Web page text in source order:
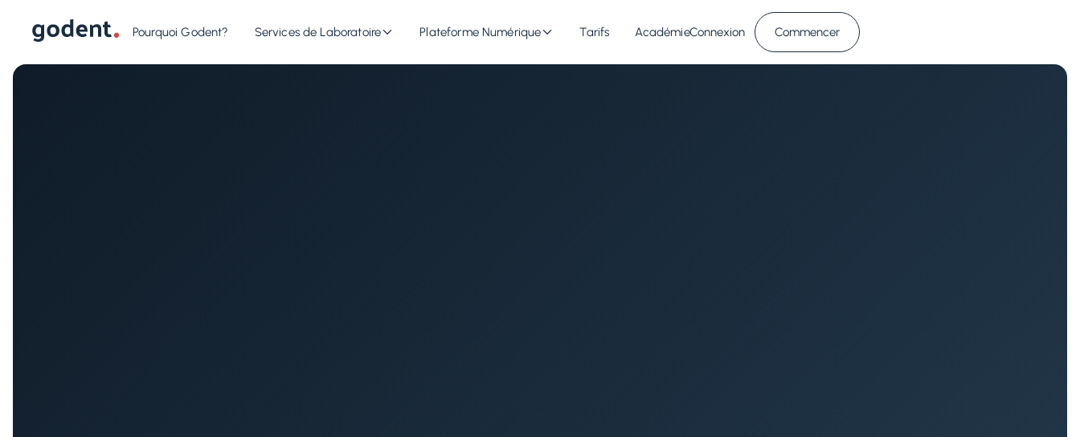
Pourquoi Godent? Services de Laboratoire Plateforme Numérique Tarifs AcadémieConnexion Commencer